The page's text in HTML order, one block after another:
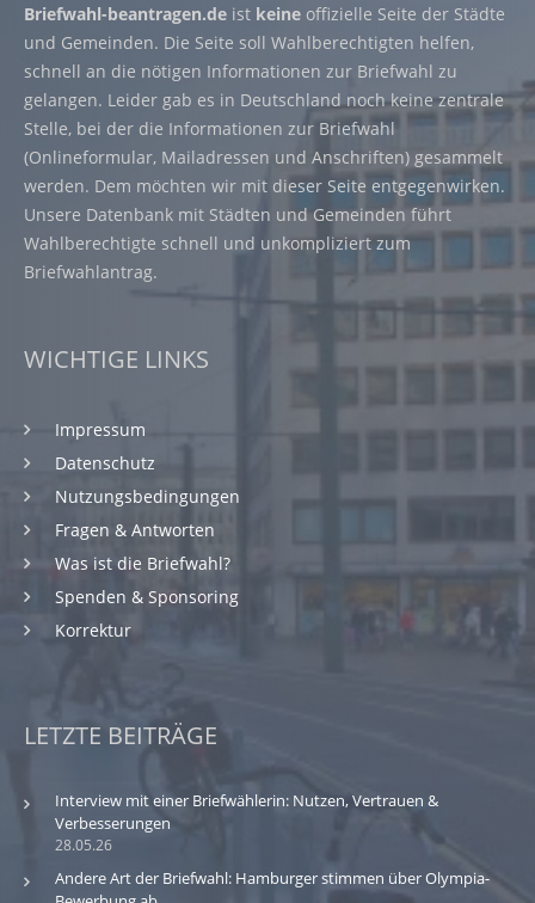
Briefwahl-beantragen.de ist keine offizielle Seite der Städte
und Gemeinden. Die Seite soll Wahlberechtigten helfen,
schnell an die nötigen Informationen zur Briefwahl zu
gelangen. Leider gab es in Deutschland noch keine zentrale
Stelle, bei der die Informationen zur Briefwahl
(Onlineformular, Mailadressen und Anschriften) gesammelt
werden. Dem möchten wir mit dieser Seite entgegenwirken.
Unsere Datenbank mit Städten und Gemeinden führt
Wahlberechtigte schnell und unkompliziert zum
Briefwahlantrag.
WICHTIGE LINKS
Impressum
Datenschutz
Nutzungsbedingungen
Fragen & Antworten
Was ist die Briefwahl?
Spenden & Sponsoring
Korrektur
LETZTE BEITRÄGE
28.05.26
Interview mit einer Briefwählerin: Nutzen, Vertrauen &
Verbesserungen
Andere Art der Briefwahl: Hamburger stimmen über Olympia-